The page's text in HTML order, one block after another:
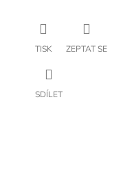
TISK ZEPTAT SE
SDÍLET